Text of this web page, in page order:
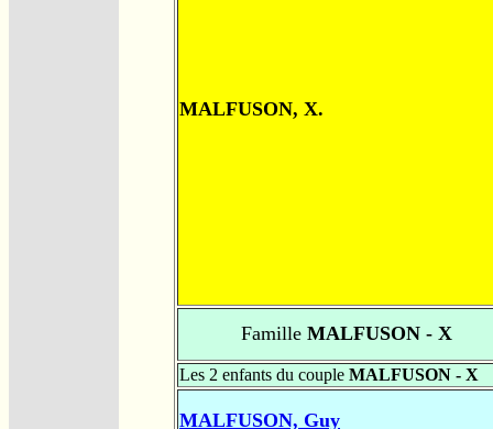
MALFUSON, X.
FamilleMALFUSON - X
Les 2 enfants du couple MALFUSON - X
MALFUSON, Guy